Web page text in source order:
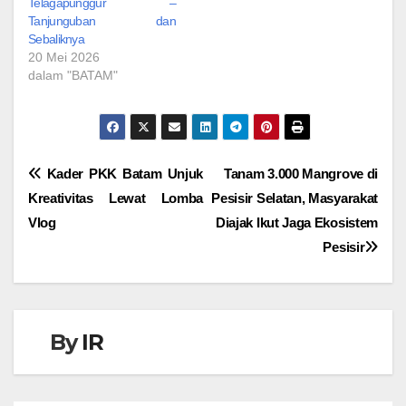
Tanjunguban dan
Sebaliknya
20 Mei 2026
dalam "BATAM"
Navigasi
pos
Tanam 3.000 Mangrove di
Pesisir Selatan, Masyarakat
Diajak Ikut Jaga Ekosistem
Pesisir
Kader PKK Batam Unjuk
Kreativitas Lewat Lomba
Vlog
ByIR